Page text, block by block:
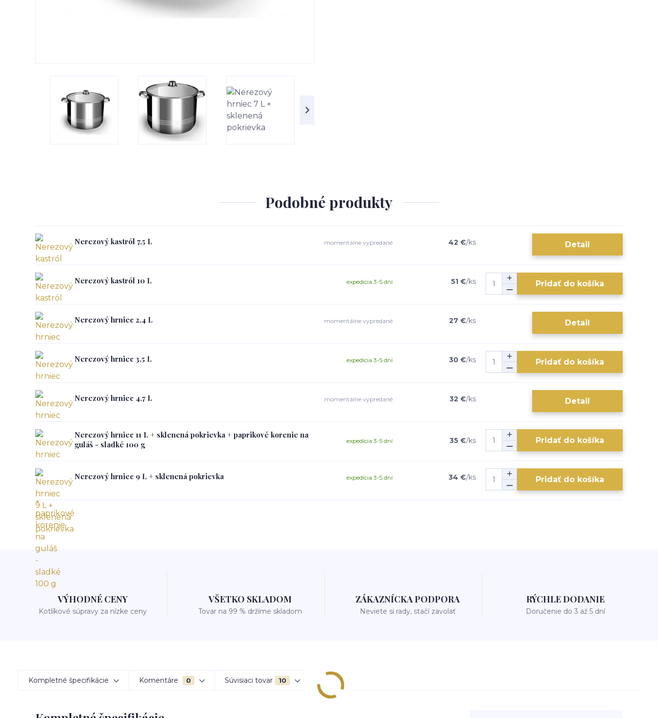
Podobné produkty
Nerezový kastról 7,5 L 42 €/ks
momentálne vypredané Detail
Nerezový kastról 10 L 51 €/ks
expedícia 3-5 dní Pridať do košíka
Nerezový hrniec 2,4 L 27 €/ks
momentálne vypredané Detail
Nerezový hrniec 3,5 L 30 €/ks
expedícia 3-5 dní Pridať do košíka
Nerezový hrniec 4,7 L 32 €/ks
momentálne vypredané Detail
Nerezový hrniec 11 L + sklenená pokrievka + paprikové korenie na
guláš - sladké 100 g
35 €/ks
expedícia 3-5 dní Pridať do košíka
Nerezový hrniec 9 L + sklenená pokrievka 34 €/ks
expedícia 3-5 dní Pridať do košíka
VÝHODNÉ CENY
Kotlíkové súpravy za nízke ceny
VŠETKO SKLADOM
Tovar na 99 % držíme skladom
ZÁKAZNÍCKA PODPORA
Neviete si rady, stačí zavolať
RÝCHLE DODANIE
Doručenie do 3 až 5 dní
Kompletné špecifikácie Komentáre 0 Súvisiaci tovar 10